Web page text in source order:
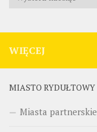
WIĘCEJ
MIASTO RYDUŁTOWY
Miasta partnerskie